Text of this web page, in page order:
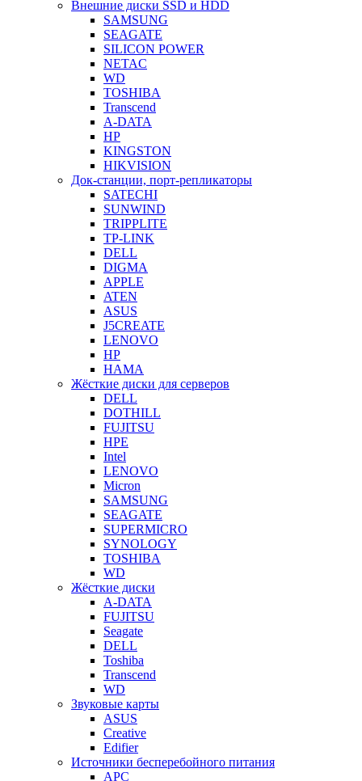
Внешние диски SSD и HDD
SAMSUNG
SEAGATE
SILICON POWER
NETAC
WD
TOSHIBA
Transcend
A-DATA
HP
KINGSTON
HIKVISION
Док-станции, порт-репликаторы
SATECHI
SUNWIND
TRIPPLITE
TP-LINK
DELL
DIGMA
APPLE
ATEN
ASUS
J5CREATE
LENOVO
HP
HAMA
Жёсткие диски для серверов
DELL
DOTHILL
FUJITSU
HPE
Intel
LENOVO
Micron
SAMSUNG
SEAGATE
SUPERMICRO
SYNOLOGY
TOSHIBA
WD
Жёсткие диски
A-DATA
FUJITSU
Seagate
DELL
Toshiba
Transcend
WD
Звуковые карты
ASUS
Creative
Edifier
Источники бесперебойного питания
APC